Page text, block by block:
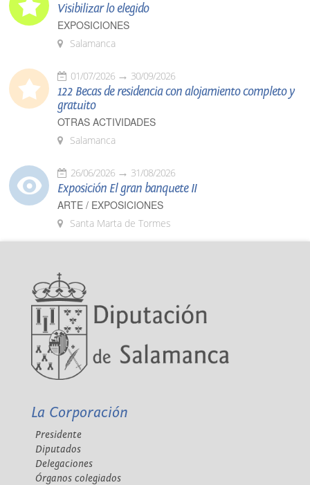
Visibilizar lo elegido
EXPOSICIONES
Salamanca
01/07/2026 30/09/2026
122 Becas de residencia con alojamiento completo y
gratuito
OTRAS ACTIVIDADES
Salamanca
26/06/2026 31/08/2026
Exposición El gran banquete II
ARTE / EXPOSICIONES
Santa Marta de Tormes
La Corporación
Presidente
Diputados
Delegaciones
Órganos colegiados